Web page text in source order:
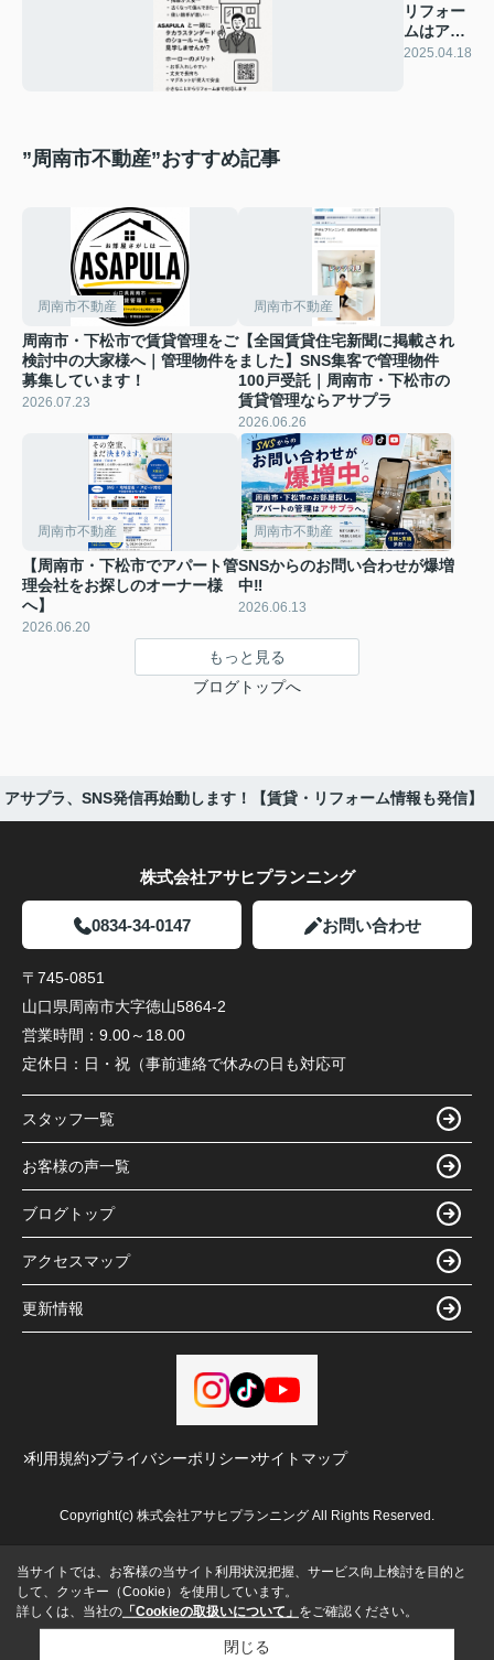
リフォー
ムはアサ
プラ
2025.04.18
”周南市不動産”おすすめ記事
周南市不動産
周南市・下松市で賃貸管理をご
検討中の大家様へ｜管理物件を
募集しています！
2026.07.23
周南市不動産
【全国賃貸住宅新聞に掲載され
ました】SNS集客で管理物件
100戸受託｜周南市・下松市の
賃貸管理ならアサプラ
2026.06.26
周南市不動産
【周南市・下松市でアパート管
理会社をお探しのオーナー様
へ】
2026.06.20
周南市不動産
SNSからのお問い合わせが爆増
中‼
2026.06.13
もっと見る
ブログトップへ
アサプラ、SNS発信再始動します！【賃貸・リフォーム情報も発信】
株式会社アサヒプランニング
0834-34-0147 お問い合わせ
〒745-0851
山口県周南市大字徳山5864-2
営業時間： 9.00～18.00
定休日： 日・祝（事前連絡で休みの日も対応可
スタッフ一覧
お客様の声一覧
ブログトップ
アクセスマップ
更新情報
利用規約 プライバシーポリシー サイトマップ
Copyright(c) 株式会社アサヒプランニング All Rights Reserved.
当サイトでは、お客様の当サイト利用状況把握、サービス向上検討を目的と
して、クッキー（Cookie）を使用しています。
詳しくは、当社の 「Cookieの取扱いについて」 をご確認ください。
閉じる